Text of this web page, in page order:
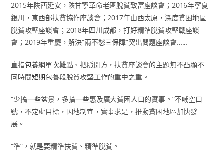
2015年陜西延安，陜甘寧革命老區脫貧致富座談會；2016年寧夏
銀川，東西部扶貧協作座談會；2017年山西太原，深度貧困地區
脫貧攻堅座談會；2018年四川成都，打好精準脫貧攻堅戰座談
會；2019年重慶，解決“兩不愁三保障”突出問題座談會……
直指包養網單次難點、把脈開方，扶貧座談會的主題無不凸顯不
同時間短期包養段脫貧攻堅工作的重中之重。
“少搞一些盆景，多搞一些惠及廣大貧困人口的實事。”不喊空口
號，不定虛目標，因地制宜，實事求是，推動貧困地區加快發
展。
“準”，就是要精準扶貧、精準脫貧。